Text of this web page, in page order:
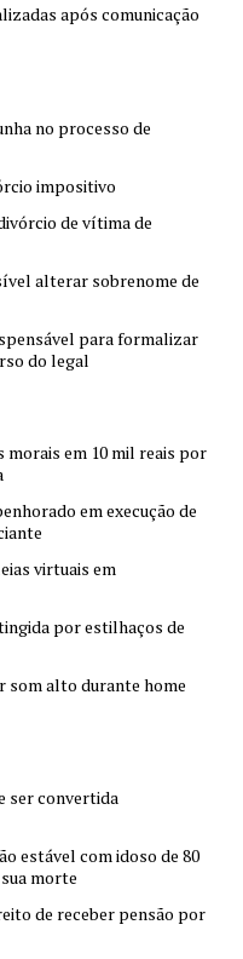
após comunicação
no processo de
impositivo
de vítima de
alterar sobrenome de
para formalizar
do legal
em 10 mil reais por
em execução de
virtuais em
por estilhaços de
som alto durante home
ser convertida
estável com idoso de 80
morte
de receber pensão por